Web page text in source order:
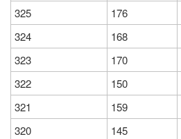
325
176
324
168
323
170
322
150
321
159
320
145